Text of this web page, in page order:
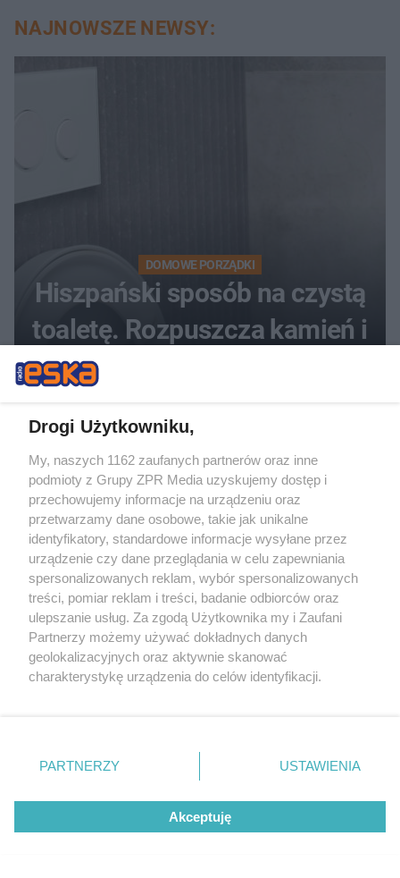
NAJNOWSZE NEWSY:
DOMOWE PORZĄDKI
Hiszpański sposób na czystą
toaletę. Rozpuszcza kamień i
RZADKIE IMIONA
To imię brzmi jak nazwa
europejskiego kraju. W
kobiety
Drogi Użytkowniku,
My, naszych 1162 zaufanych partnerów oraz inne
podmioty z Grupy ZPR Media uzyskujemy dostęp i
przechowujemy informacje na urządzeniu oraz
przetwarzamy dane osobowe, takie jak unikalne
identyfikatory, standardowe informacje wysyłane przez
urządzenie czy dane przeglądania w celu zapewniania
spersonalizowanych reklam, wybór spersonalizowanych
treści, pomiar reklam i treści, badanie odbiorców oraz
ulepszanie usług. Za zgodą Użytkownika my i Zaufani
Partnerzy możemy używać dokładnych danych
geolokalizacyjnych oraz aktywnie skanować
charakterystykę urządzenia do celów identyfikacji.
zmienić/wycofać klikając przycisk ustawień prywatności
znajdujący się w lewym dolnym rogu strony
rodzaje przetwarzania danych nie wymagają zgody
użytkownika, ale masz prawo sprzeciwić się takiemu
przetwarzaniu. Preferencje będą miały zastosowanie tylko
PARTNERZY USTAWIENIA
Akceptuję